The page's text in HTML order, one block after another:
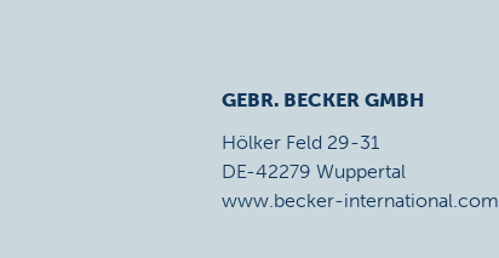
GEBR. BECKER GMBH
Hölker Feld 29-31
DE-42279 Wuppertal
www.becker-international.com